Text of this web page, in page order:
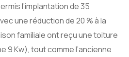
l’implantation de 35
une réduction de 20 % à la
familiale ont reçu une toiture
9 Kw), tout comme l’ancienne